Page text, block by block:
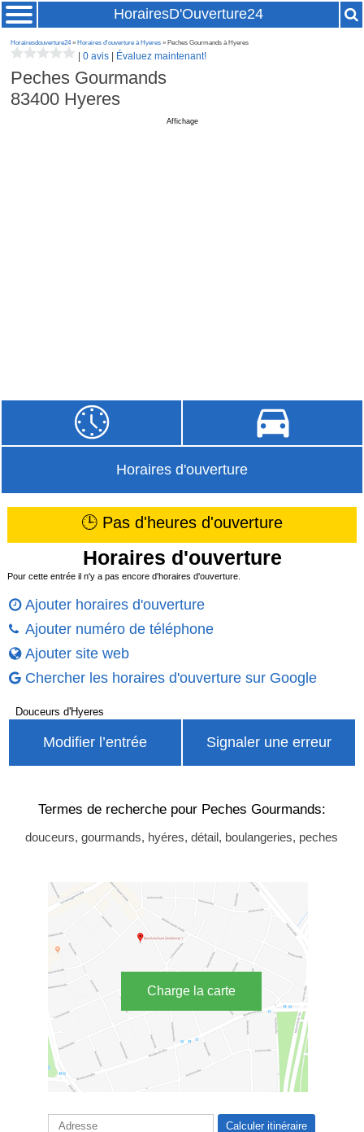
HorairesD'Ouverture24
Horairesdouverture24» Horaires d'ouverture à Hyeres » Peches Gourmands à Hyeres
|0 avis Évaluez maintenant!
Peches Gourmands
83400 Hyeres
Affichage
Horaires d'ouverture
🕒 Pas d'heures d'ouverture
Horaires d'ouverture
Pour cette entrée il n'y a pas encore d'horaires d'ouverture.
Ajouter horaires d'ouverture
Ajouter numéro de téléphone
Ajouter site web
Chercher les horaires d'ouverture sur Google
Douceurs d'Hyeres
Modifier l’entrée Signaler une erreur
Termes de recherche pour Peches Gourmands:
douceurs, gourmands, hyéres, détail, boulangeries, peches
Charge la carte